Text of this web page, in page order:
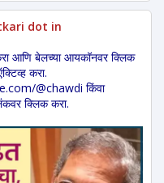
dot in
आणि बेलच्या आयकॉनवर क्लिक
करा.
@chawdi किंवा
क्लिक करा.